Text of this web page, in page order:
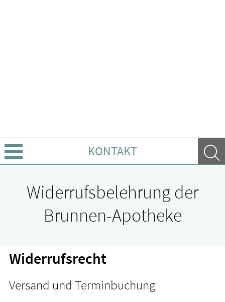
KONTAKT
Krankheiten & Therapie
GESUND IM ALTER
Widerrufsbelehrung der
Brunnen-Apotheke
Widerrufsrecht
Versand und Terminbuchung